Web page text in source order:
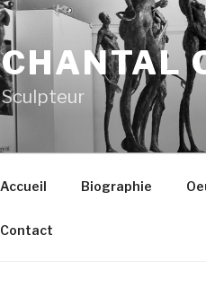
CHANTAL
Sculpteur
Accueil Biographie
Contact